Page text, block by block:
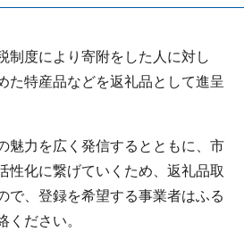
制度により寄附をした人に対し
た特産品などを返礼品として進呈
魅力を広く発信するとともに、市
性化に繋げていくため、返礼品取
で、登録を希望する事業者はふる
ださい。